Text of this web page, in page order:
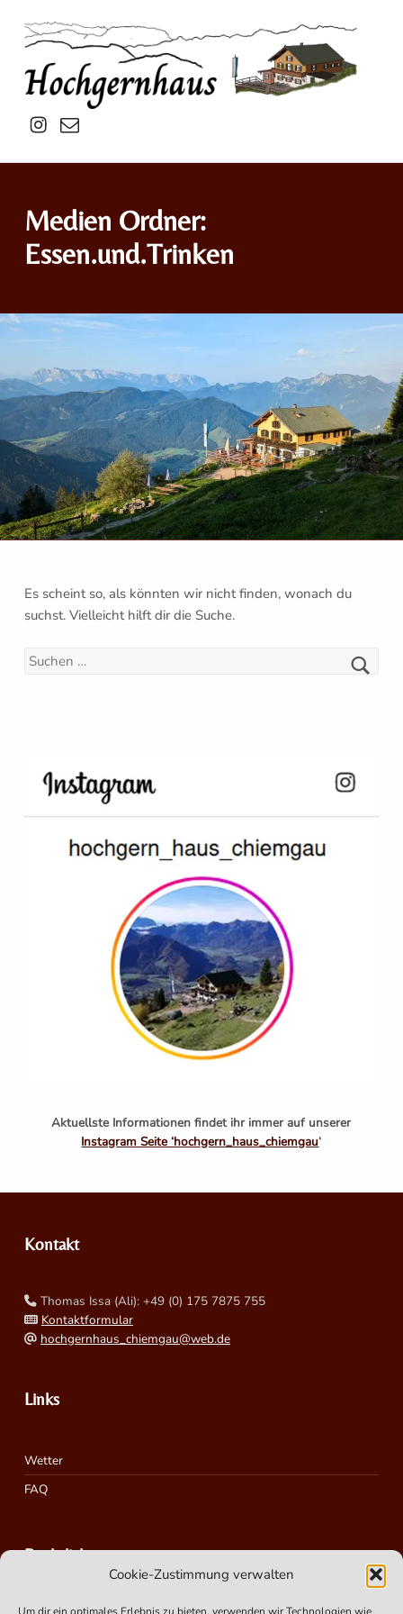
Cookie-Zustimmung verwalten
Hochgernhaus
mail
Medien Ordner:
Essen.und.Trinken
Es scheint so, als könnten wir nicht finden, wonach du
suchst. Vielleicht hilft dir die Suche.
Aktuellste Informationen findet ihr immer auf unserer
Instagram Seite ‘hochgern_haus_chiemgau‘
Kontakt
Thomas Issa (Ali): +49 (0) 175 7875 755
Kontaktformular
hochgernhaus_chiemgau@web.de
Links
Wetter
FAQ
Rechtliches